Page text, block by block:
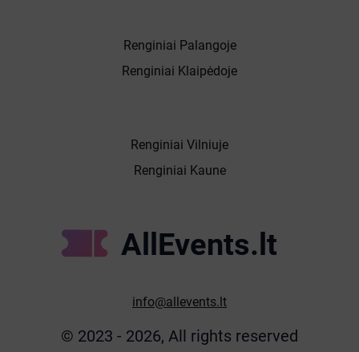
AllEvents.lt
info@allevents.lt
© 2023 - 2026, All rights reserved
Renginiai Vilniuje
Renginiai Kaune
Renginiai Palangoje
Renginiai Klaipėdoje